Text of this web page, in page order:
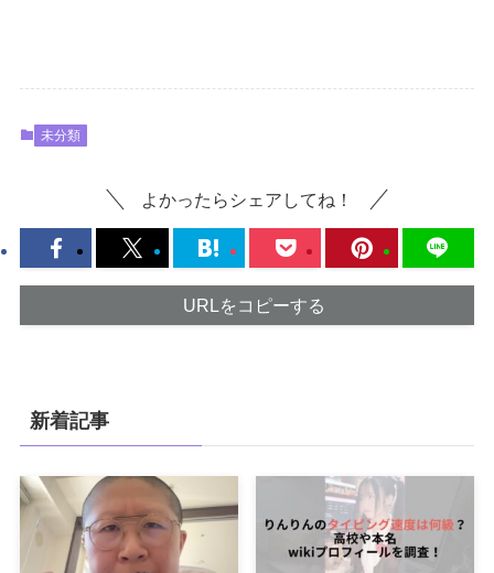
未分類
よかったらシェアしてね！
URLをコピーする
新着記事